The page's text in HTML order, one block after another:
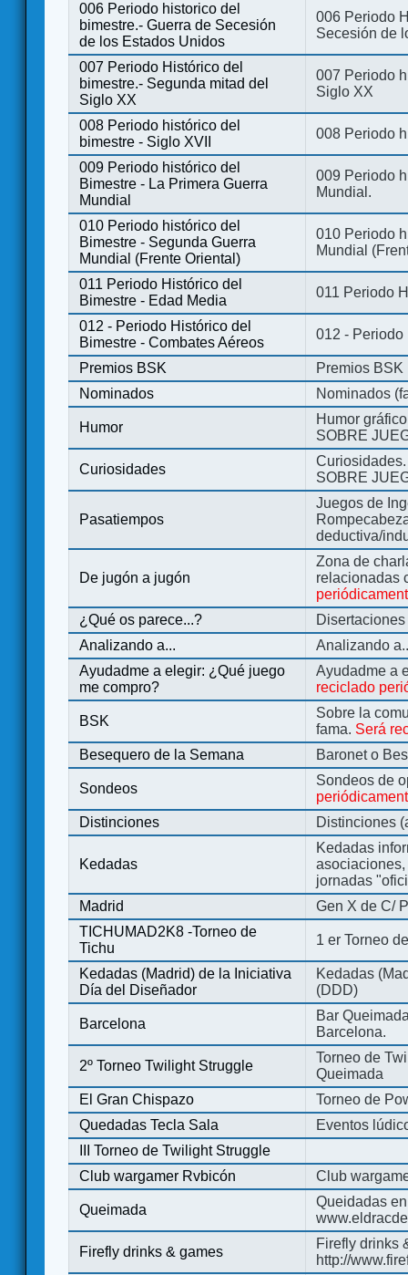
006 Periodo historico del
bimestre.- Guerra de Secesión
de los Estados Unidos
006 Periodo
Secesión de
007 Periodo Histórico del
bimestre.- Segunda mitad del
Siglo XX
007 Periodo
Siglo XX
008 Periodo histórico del
bimestre - Siglo XVII
008 Periodo
009 Periodo histórico del
Bimestre - La Primera Guerra
Mundial
009 Periodo
Mundial.
010 Periodo histórico del
Bimestre - Segunda Guerra
Mundial (Frente Oriental)
010 Periodo
Mundial
011 Periodo Histórico del
Bimestre - Edad Media
011 Periodo
012 - Periodo Histórico del
Bimestre - Combates Aéreos
012 - Periodo
Premios BSK
Premios BSK
Nominados
Nominados
Humor
Humor
SOBRE
Curiosidades
SOBRE
Pasatiempos
Juegos de
deductiva/
De jugón a jugón
Zona de
relacionadas
¿Qué os parece...?
Analizando a...
Analizando
Ayudadme a elegir: ¿Qué juego
me compro?
Ayudadme a
reciclado
BSK
Sobre la
fama. Será
Besequero de la Semana
Baronet o
Sondeos
Sondeos de
Distinciones
Distinciones
Kedadas
Kedadas
jornadas
Madrid
Gen X de C/
TICHUMAD2K8 -Torneo de
Tichu
1 er Torneo
Kedadas (Madrid) de la Iniciativa
Día del Diseñador
Kedadas
(DDD)
Barcelona
Bar
Barcelona.
2º Torneo Twilight Struggle
Torneo de
Queimada
El Gran Chispazo
Torneo de
Quedadas Tecla Sala
Eventos
III Torneo de Twilight Struggle
Club wargamer Rvbicón
Club
Queimada
Queidadas
Firefly drinks & games
Firefly drinks
http://